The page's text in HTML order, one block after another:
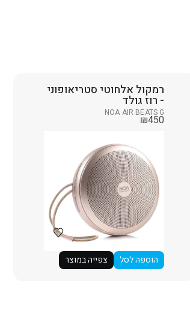
רמקול אלחוטי סטריאופוני
- רוז גולד
NOA AIR BEATS G
₪450
הוספה לסל צפייה במוצר